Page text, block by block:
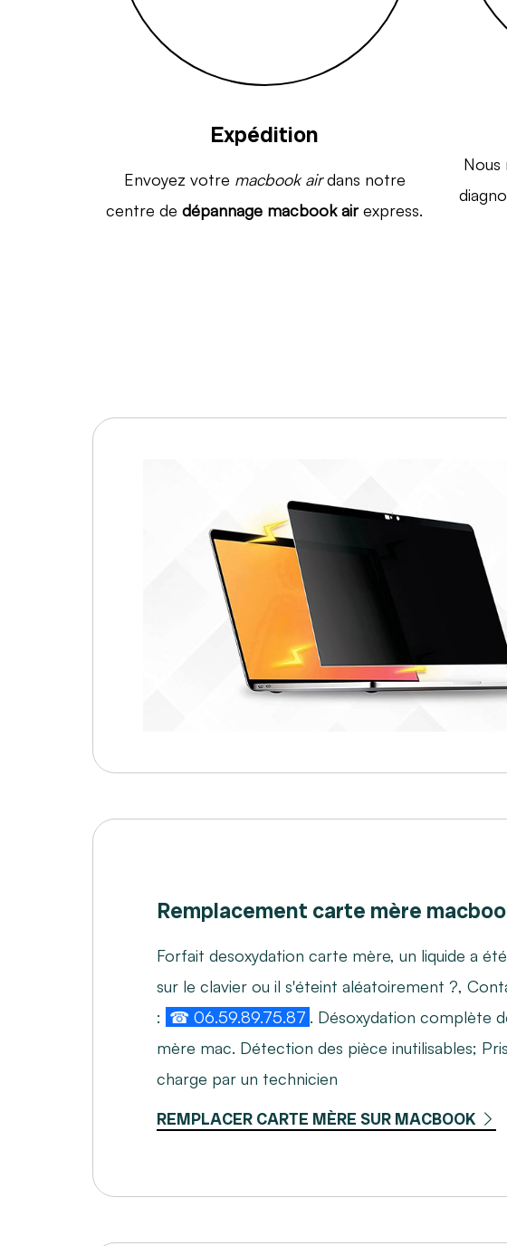
Expédition
Envoyez votre macbook airdans notre
centre de dépannage macbook airexpress.
Remplacement carte mère
Forfait desoxydation carte mère, un liquide a
sur le clavier ou il s'éteint aléatoirement ?,
: ☎ 06.59.89.75.87 . Désoxydation complète
mère mac. Détection des pièce inutilisables;
charge par un technicien
REMPLACER CARTE MÈRE SUR MACBOOK